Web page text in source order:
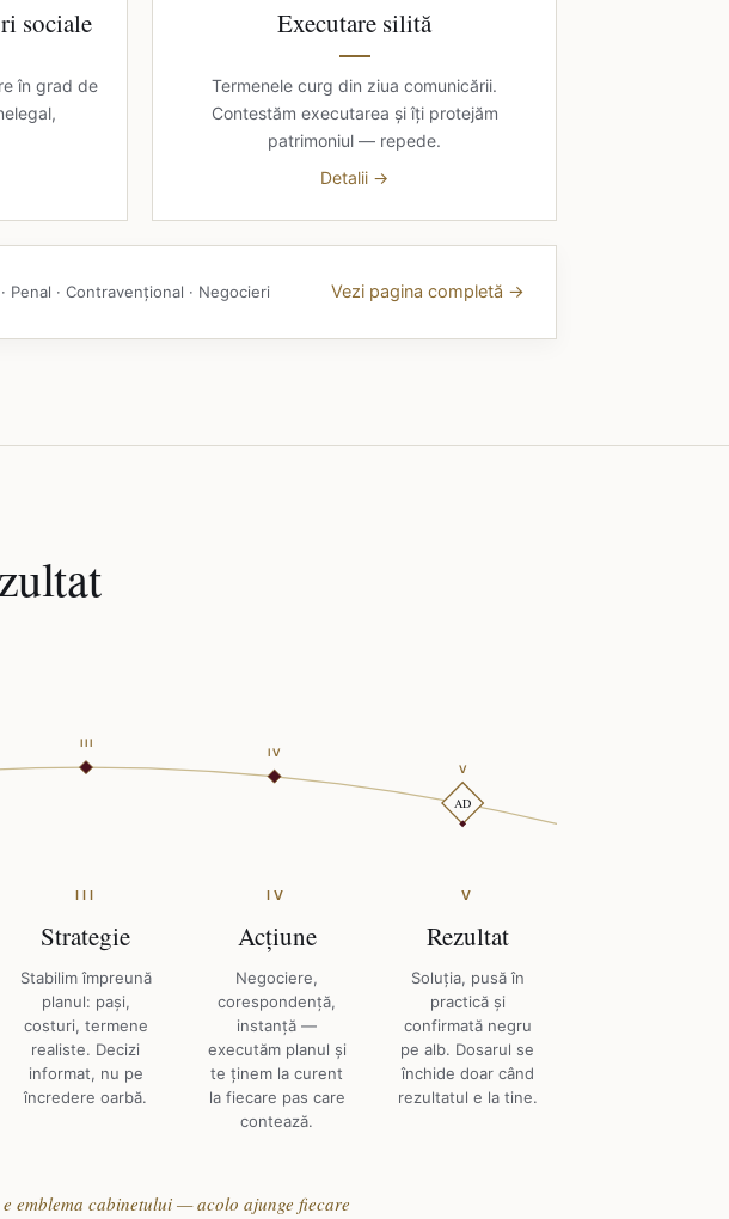
sociale
în grad de
Executare silită
Termenele curg din ziua comunicării.
Contestăm executarea și îți protejăm
patrimoniul — repede.
Detalii →
Penal · Contravențional · Negocieri Vezi pagina completă →
III
IV
V
AD
III
Strategie
Stabilim împreună
planul: pași,
costuri, termene
realiste. Decizi
informat, nu pe
încredere oarbă.
IV
Acțiune
Negociere,
corespondență,
instanță —
executăm planul și
te ținem la curent
la fiecare pas care
contează.
V
Rezultat
Soluția, pusă în
practică și
confirmată negru
pe alb. Dosarul se
închide doar când
rezultatul e la tine.
emblema cabinetului — acolo ajunge fiecare